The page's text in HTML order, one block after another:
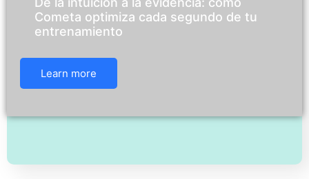
Cometa optimiza cada segundo de tu
entrenamiento
Learn more